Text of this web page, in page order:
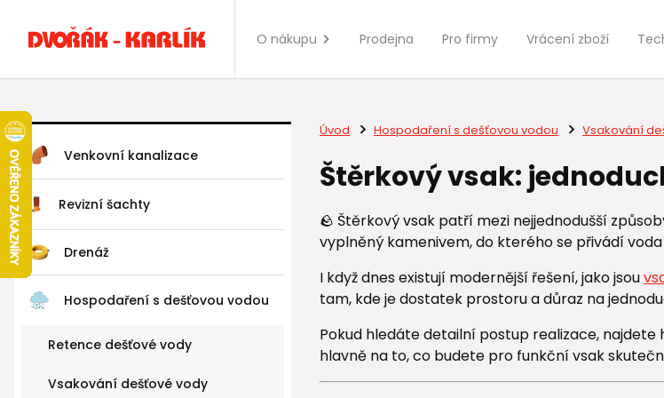
O nákupu Prodejna Pro firmy Vrácení zboží
Venkovní kanalizace
Revizní šachty
Drenáž
Hospodaření s dešťovou vodou
Retence dešťové vody
Vsakování dešťové vody
Úvod Hospodaření s dešťovou vodou Vsakování
Štěrkový vsak:
🪨 Štěrkový vsak patří mezi nejjednodušší
vyplněný kamenivem, do kterého se přivádí
I když dnes existují modernější řešení, jako jsou
tam, kde je dostatek prostoru a důraz na
Pokud hledáte detailní postup realizace, najdete
hlavně na to, co budete pro funkční vsak